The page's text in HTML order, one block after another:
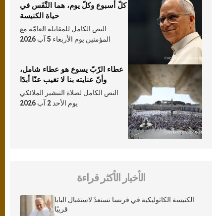
كلّ أسبوع وكلّ يوم، هما النَّفَس في
حياة الكنيسة
النص الكامل للمقابلة العامّة مع
المؤمنين يوم الأربعاء 5 آب 2026
عطاء الرّبّ يسوع هو عطاء شامل،
وأنّ عنايته بنا لا تغيب عنّا أبدًا
النص الكامل لصلاة التبشير الملائكي
يوم الأحد 2 آب 2026
الأخبار الأكثر قراءة
الكنيسة الكاثوليكية في فرنسا تستعدّ لاستقبال البابا
قريبًا